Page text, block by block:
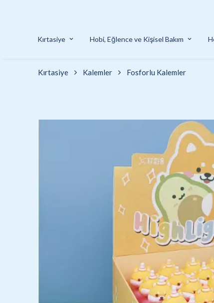
Kırtasiye Hobi, Eğlence ve Kişisel Bakım
Kırtasiye Kalemler Fosforlu Kalemler